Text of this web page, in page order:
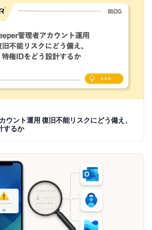
ウント運用 復旧不能リスクにどう備え、
するか